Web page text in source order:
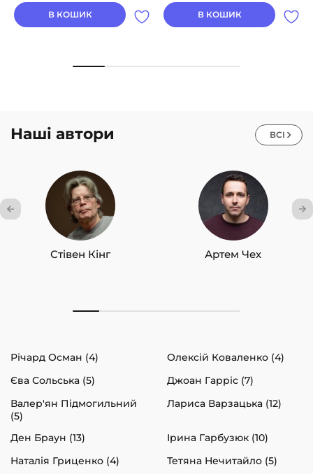
В КОШИК В КОШИК
Наші автори ВСІ
Стівен Кінг Артем Чех
Річард Осман (4)
Олексій Коваленко (4)
Єва Сольська (5)
Джоан Гарріс (7)
Валер'ян Підмогильний
(5)
Лариса Варзацька (12)
Ден Браун (13)
Ірина Гарбузюк (10)
Наталія Гриценко (4)
Тетяна Нечитайло (5)